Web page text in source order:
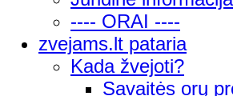
---- ORAI ----
zvejams.lt pataria
Kada žvejoti?
Savaitės orų